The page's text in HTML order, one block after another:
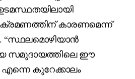
കാരണമെന്ന്
“സ്ഥലമൊഴിയാൻ
സമുദായത്തിലെ ഈ
കുറേക്കാലം